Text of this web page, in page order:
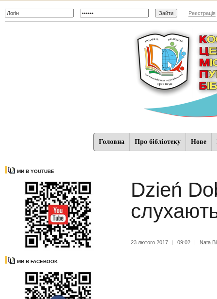
Реєстрація
Головна Про бібліотеку Нове
МИ В YOUTUBE
МИ В FACEBOOK
Dzień
23 лютого 2017 | 09:02 | Nata